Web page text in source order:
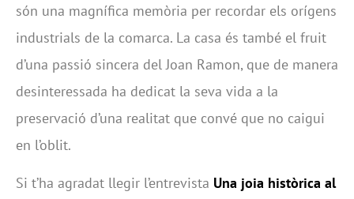
són una magnífica memòria per recordar els orígens
industrials de la comarca. La casa és també el fruit
d’una passió sincera del Joan Ramon, que de manera
desinteressada ha dedicat la seva vida a la
preservació d’una realitat que convé que no caigui
en l’oblit.
Si t’ha agradat llegir l’entrevista Una joia històrica al